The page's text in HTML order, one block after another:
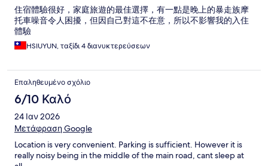
住宿體驗很好，家庭旅遊的最佳選擇，有一點是晚上的暴走族摩
托車噪音令人困擾，但因自己對這不在意，所以不影響我的入住
體驗
HSIUYUN, ταξίδι 4 διανυκτερεύσεων
Επαληθευμένο σχόλιο
6/10 Καλό
24 Ιαν 2026
Μετάφραση Google
Location is very convenient. Parking is sufficient. However it is
really noisy being in the middle of the main road, cant sleep at